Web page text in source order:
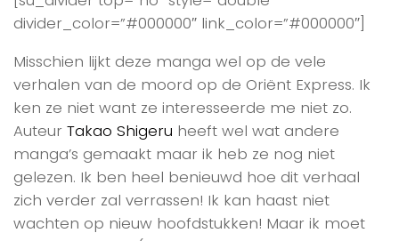
divider_color=”#000000″ link_color=”#000000″]
Misschien lijkt deze manga wel op de vele
verhalen van de moord op de Oriënt Express. Ik
ken ze niet want ze interesseerde me niet zo.
Auteur Takao Shigeru heeft wel wat andere
manga’s gemaakt maar ik heb ze nog niet
gelezen. Ik ben heel benieuwd hoe dit verhaal
zich verder zal verrassen! Ik kan haast niet
wachten op nieuw hoofdstukken! Maar ik moet